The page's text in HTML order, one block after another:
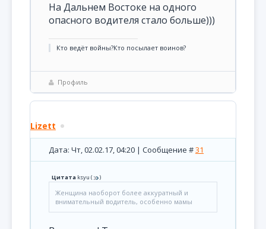
На Дальнем Востоке на одного
опасного водителя стало больше)))
Кто ведёт войны?Кто посылает воинов?
Профиль
Lizett
Дата: Чт, 02.02.17, 04:20 | Сообщение #31
Цитата ksyu ( )
Женщина наоборот более аккуратный и
внимательный водитель, особенно мамы